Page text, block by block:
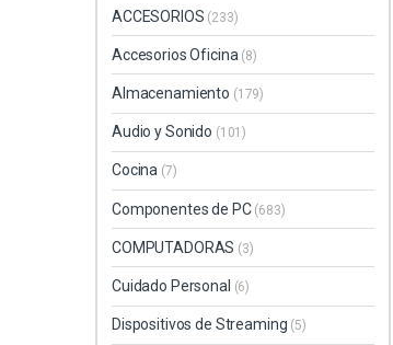
ACCESORIOS (233)
Accesorios Oficina (8)
Almacenamiento (179)
Audio y Sonido (101)
Cocina (7)
Componentes de PC (683)
COMPUTADORAS (3)
Cuidado Personal (6)
Dispositivos de Streaming (5)